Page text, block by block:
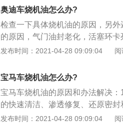
意机油的加注量，机油液面在机
的主要表现就是排气管冒蓝烟并
室的积碳增加，还会出现怠速不稳
后果，严重时会导致发动机润滑
奥迪车烧机油怎么办?
检查一下具体烧机油的原因，另
的原因，气门油封老化，活塞环
油。还要检查是否漏油；2、如果
生剂-凝胶做修复，之后再换摩圣
摩圣润滑系统超级强力清洗剂，
要综合考虑，最好将车开到专业
发布时间：2021-04-28 09:09:04
宝马车烧机油怎么办?
宝马车烧机油的原因和办法解决
的快速清洁、渗透修复、还原密
机油方案，只需按照德国司友普
发布时间：2021-04-28 09:09:04